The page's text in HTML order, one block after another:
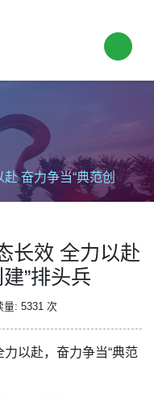
奋力争当“典范创
长效 全力以赴
”排头兵
量: 5331 次
以赴，奋力争当“典范